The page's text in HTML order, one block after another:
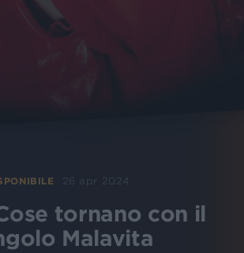
26 apr 2024
tornano con il
Malavita